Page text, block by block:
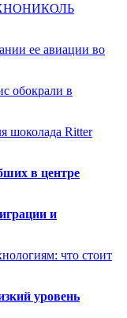
ее авиации во
обокрали в
шоколада Ritter
в центре
и
что стоит
уровень